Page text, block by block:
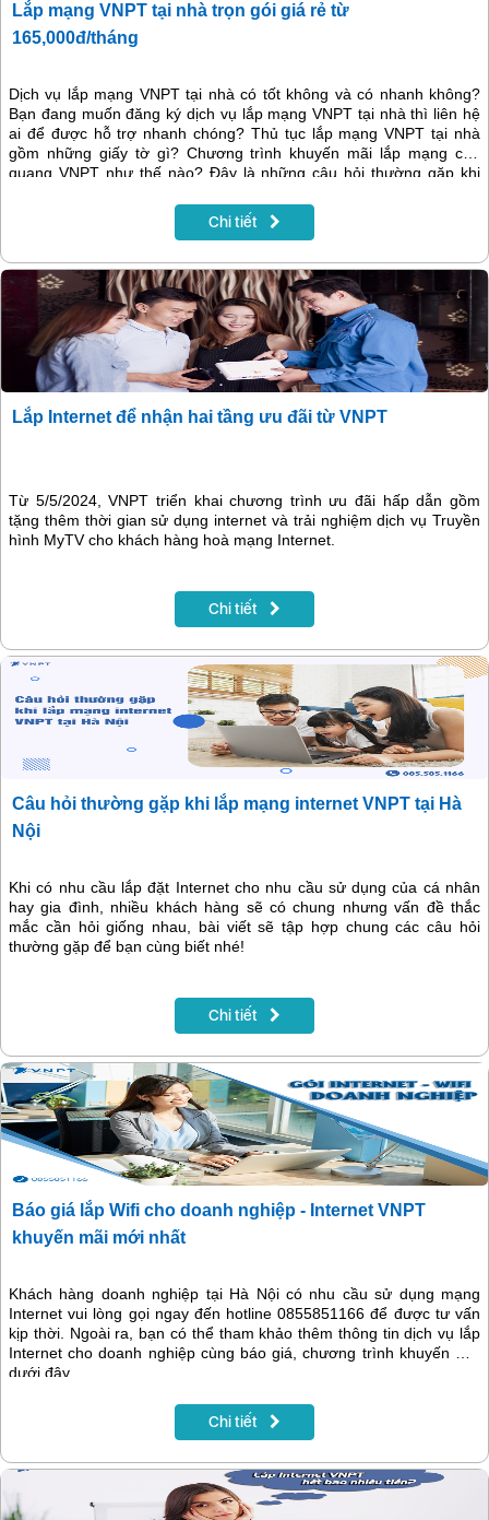
Lắp mạng VNPT tại nhà trọn gói giá rẻ từ
165,000đ/tháng
Dịch vụ lắp mạng VNPT tại nhà có tốt không và có nhanh không?
Bạn đang muốn đăng ký dịch vụ lắp mạng VNPT tại nhà thì liên hệ
ai để được hỗ trợ nhanh chóng? Thủ tục lắp mạng VNPT tại nhà
gồm những giấy tờ gì? Chương trình khuyến mãi lắp mạng cáp
quang VNPT như thế nào? Đây là những câu hỏi thường gặp khi
Chi tiết
Lắp Internet để nhận hai tầng ưu đãi từ VNPT
Từ 5/5/2024, VNPT triển khai chương trình ưu đãi hấp dẫn gồm
tặng thêm thời gian sử dụng internet và trải nghiệm dịch vụ Truyền
hình MyTV cho khách hàng hoà mạng Internet.
Chi tiết
Câu hỏi thường gặp khi lắp mạng internet VNPT tại Hà
Nội
Khi có nhu cầu lắp đặt Internet cho nhu cầu sử dụng của cá nhân
hay gia đình, nhiều khách hàng sẽ có chung nhưng vấn đề thắc
mắc cần hỏi giống nhau, bài viết sẽ tập hợp chung các câu hỏi
thường gặp để bạn cùng biết nhé!
Chi tiết
Báo giá lắp Wifi cho doanh nghiệp - Internet VNPT
khuyến mãi mới nhất
Khách hàng doanh nghiệp tại Hà Nội có nhu cầu sử dụng mạng
Internet vui lòng gọi ngay đến hotline 0855851166 để được tư vấn
kịp thời. Ngoài ra, bạn có thể tham khảo thêm thông tin dịch vụ lắp
Internet cho doanh nghiệp cùng báo giá, chương trình khuyến mãi
dưới đây.
Chi tiết